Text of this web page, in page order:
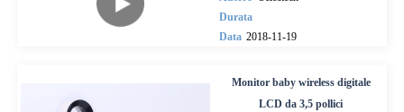
Durata
Data 2018-11-19
Monitor baby wireless digitale
LCD da 3,5 pollici